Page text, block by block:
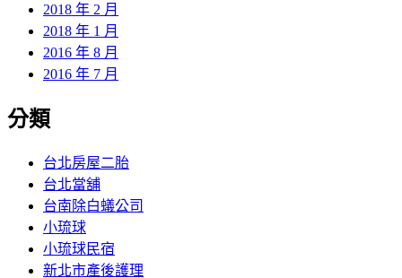
2018 年 2 月
2018 年 1 月
2016 年 8 月
2016 年 7 月
分類
台北房屋二胎
台北當舖
台南除白蟻公司
小琉球
小琉球民宿
新北市產後護理